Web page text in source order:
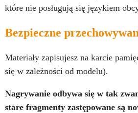
które nie posługują się językiem
Bezpieczne
Materiały zapisujesz na karcie
się w zależności od modelu).
Nagrywanie odbywa się w tak
stare fragmenty zastępowane są